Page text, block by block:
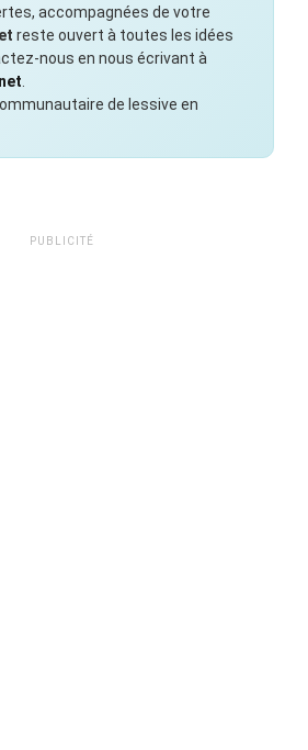
accompagnées de votre
reste ouvert à toutes les idées
nous en nous écrivant à
de lessive en
PUBLICITÉ